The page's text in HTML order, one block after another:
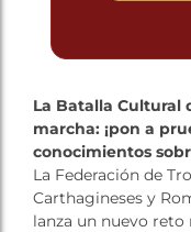
La Batalla Cultural
marcha: ¡pon a
conocimientos
La Federación de
Carthagineses y
lanza un nuevo reto